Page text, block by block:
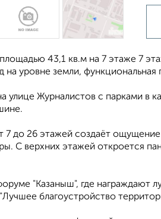
43,1 кв.м на 7 этаже 7
уровне земли, функциональная
улице Журналистов с парками
7 до 26 этажей создаёт
С верхних этажей откроется
"Казаныш", где награждают
благоустройство